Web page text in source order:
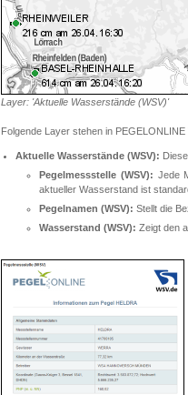
Layer: 'Aktuelle Wasserstände (WSV)'
Folgende Layer stehen in PEGELONLINE
Aktuelle Wasserstände (WSV):
Pegelmessstelle (WSV): Jede
aktueller Wasserstand ist
Pegelnamen (WSV): Stellt die
Wasserstand (WSV): Zeigt den